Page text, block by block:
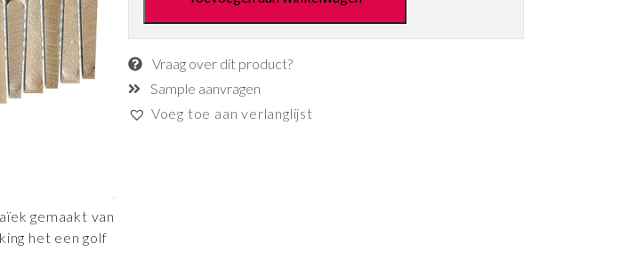
gemaakt van
het een golf
Vraag over dit product?
Sample aanvragen
Voeg toe aan verlanglijst